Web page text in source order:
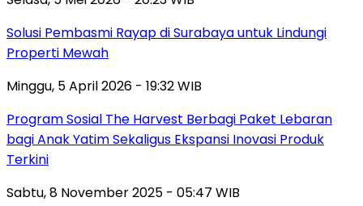
Solusi Pembasmi Rayap di Surabaya untuk Lindungi
Properti Mewah
Minggu, 5 April 2026 - 19:32 WIB
Program Sosial The Harvest Berbagi Paket Lebaran
bagi Anak Yatim Sekaligus Ekspansi Inovasi Produk
Terkini
Sabtu, 8 November 2025 - 05:47 WIB